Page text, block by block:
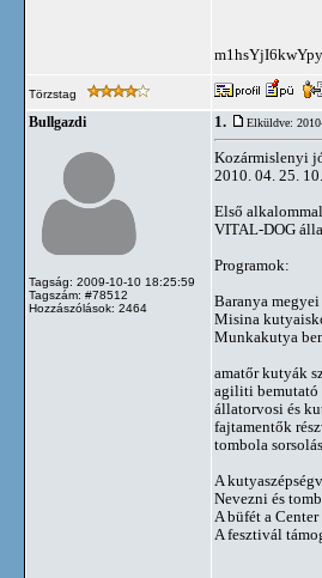
Törzstag
Bullgazdi
Tagság: 2009-10-10 18:25:59
Tagszám: #78512
Hozzászólások: 2464
1. Elküldve:
Kozármislenyi
2010. 04. 25.
Első
VITAL-DOG
Programok:
Baranya
Misina
Munkakutya
amatőr kutyák
agiliti bemutató
állatorvosi és
fajtamentők
tombola
A
Nevezni és
A büfét a
A fesztivál